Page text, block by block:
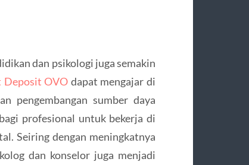
dan psikologi juga semakin
Deposit OVO dapat mengajar di
pengembangan sumber daya
profesional untuk bekerja di
Seiring dengan meningkatnya
dan konselor juga menjadi